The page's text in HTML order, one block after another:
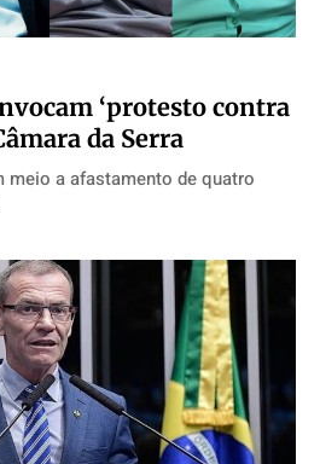
‘protesto contra
da Serra
meio a afastamento de quatro